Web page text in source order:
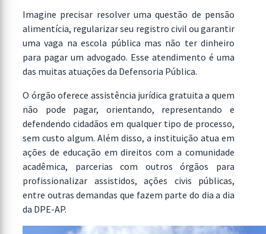
Imagine precisar resolver uma questão de pensão
alimentícia, regularizar seu registro civil ou garantir
uma vaga na escola pública mas não ter dinheiro
para pagar um advogado. Esse atendimento é uma
das muitas atuações da Defensoria Pública.
O órgão oferece assistência jurídica gratuita a quem
não pode pagar, orientando, representando e
defendendo cidadãos em qualquer tipo de processo,
sem custo algum. Além disso, a instituição atua em
ações de educação em direitos com a comunidade
acadêmica, parcerias com outros órgãos para
profissionalizar assistidos, ações civis públicas,
entre outras demandas que fazem parte do dia a dia
da DPE-AP.